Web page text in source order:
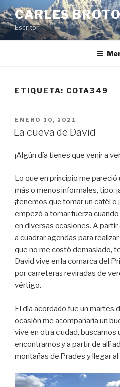
Saltar
al
contenido
CARLES
Escritor
ETIQUETA: COTA349
PUBLICADO
EL
ENERO 10, 2021
La cueva de David
¡Algún día tienes que venir a
Lo que en principio me
más o menos informales, tipo:
¡tenemos que tomar un café! o
empezó a tomar fuerza
en diversas ocasiones. A
a cuadrar agendas para
que no me costó demasiado,
David vive en la comarca del
por carreteras reviradas de
vértigo.
El día acordado fue un martes
ocasión me acompañaría un
vive en otra ciudad, buscamos
encontrarnos y a partir de allí
montañas de Prades y llegar al